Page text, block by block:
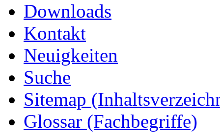
Downloads
Kontakt
Neuigkeiten
Suche
Sitemap
Glossar (Fachbegriffe)